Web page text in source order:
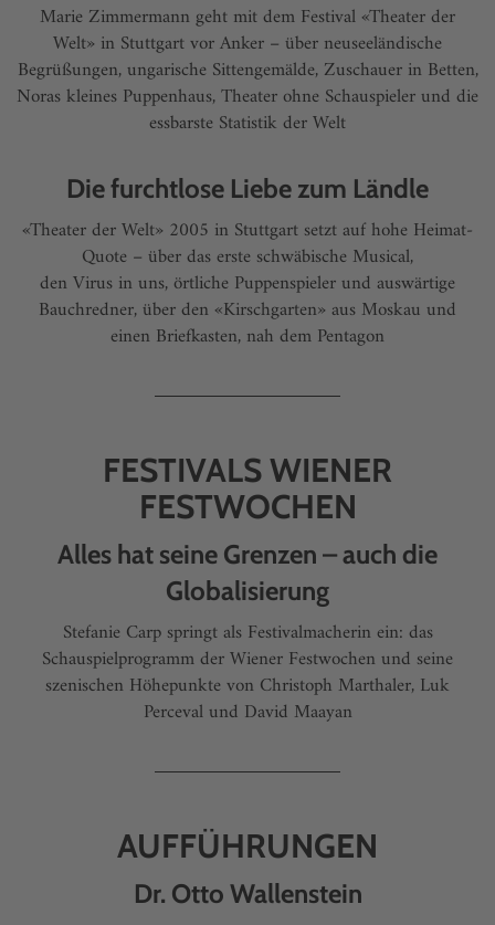
Marie Zimmermann geht mit dem Festival «Theater der
Welt» in Stuttgart vor Anker – über neuseeländische
Begrüßungen, ungarische Sittengemälde, Zuschauer in Betten,
Noras kleines Puppenhaus, Theater ohne Schauspieler und die
essbarste Statistik der Welt
Die furchtlose Liebe zum Ländle
«Theater der Welt» 2005 in Stuttgart setzt auf hohe Heimat-
Quote – über das erste schwäbische Musical,
den Virus in uns, örtliche Puppenspieler und auswärtige
Bauchredner, über den «Kirschgarten» aus Moskau und
einen Briefkasten, nah dem Pentagon
FESTIVALS WIENER
FESTWOCHEN
Alles hat seine Grenzen – auch die
Globalisierung
Stefanie Carp springt als Festivalmacherin ein: das
Schauspielprogramm der Wiener Festwochen und seine
szenischen Höhepunkte von Christoph Marthaler, Luk
Perceval und David Maayan
AUFFÜHRUNGEN
Dr. Otto Wallenstein